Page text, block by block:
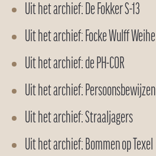
Uit het archief: De Fokker S-13
Uit het archief: Focke Wulff Weihe
Uit het archief: de PH-COR
Uit het archief: Persoonsbewijzen
Uit het archief: Straaljagers
Uit het archief: Bommen op Texel